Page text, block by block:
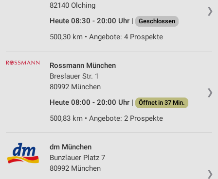
❯
82140 Olching
Heute 08:30 - 20:00 Uhr |
Geschlossen
500,30 km • Angebote: 4 Prospekte
❯
Rossmann München
Breslauer Str. 1
80992 München
Heute 08:00 - 20:00 Uhr |
Öffnet in 37 Min.
500,83 km • Angebote: 2 Prospekte
❯
dm München
Bunzlauer Platz 7
80992 München
Partnerliste anzeigen (1 IAB-Anbieter)
Wir nutzen Ihre Daten für folgende Zwecke:
IAB-Verarbeitungszwecke:
Verwendung reduzierter Daten zur Auswahl von
Werbeanzeigen
Erstellung von Profilen für personalisierte
Erstellung von Profilen zur Personalisierung
von Inhalten